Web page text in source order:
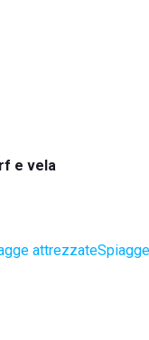
e vela
attrezzate